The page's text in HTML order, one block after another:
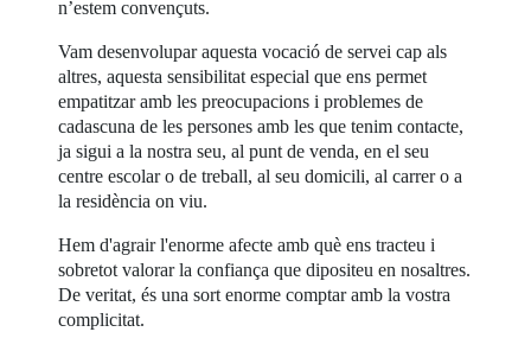
n’estem convençuts.
Vam desenvolupar aquesta vocació de servei cap als
altres, aquesta sensibilitat especial que ens permet
empatitzar amb les preocupacions i problemes de
cadascuna de les persones amb les que tenim contacte,
ja sigui a la nostra seu, al punt de venda, en el seu
centre escolar o de treball, al seu domicili, al carrer o a
la residència on viu.
Hem d'agrair l'enorme afecte amb què ens tracteu i
sobretot valorar la confiança que dipositeu en nosaltres.
De veritat, és una sort enorme comptar amb la vostra
complicitat.